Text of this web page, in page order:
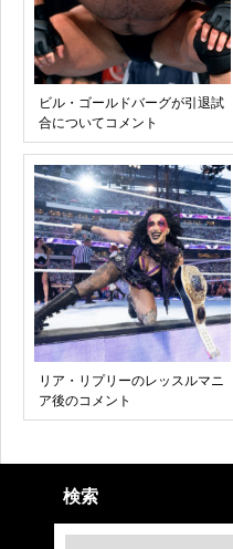
ビル・ゴールドバーグが引退試
合についてコメント
リア・リプリーのレッスルマニ
ア後のコメント
検索